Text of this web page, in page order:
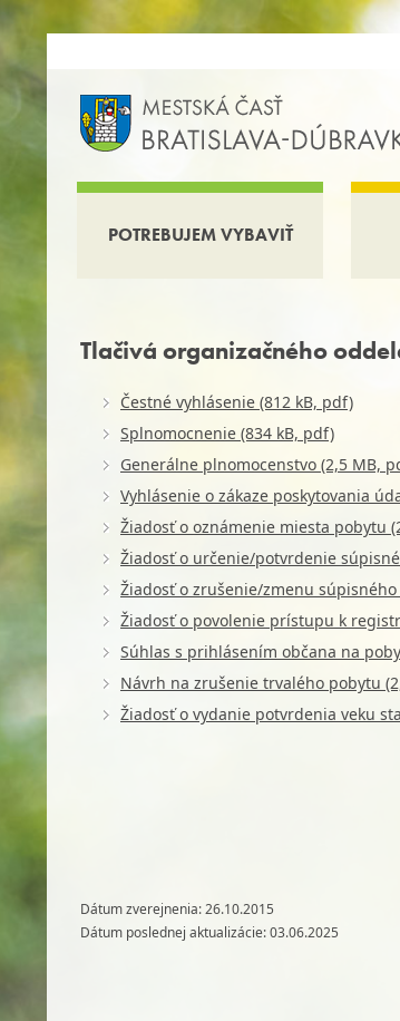
POTREBUJEM VYBAVIŤ
Tlačivá organizačného
Čestné vyhlásenie (812 kB, pdf)
Splnomocnenie (834 kB, pdf)
Generálne plnomocenstvo (2,5 MB,
Vyhlásenie o zákaze poskytovania
Žiadosť o oznámenie miesta pobytu
Žiadosť o určenie/potvrdenie
Žiadosť o zrušenie/zmenu
Žiadosť o povolenie prístupu k
Súhlas s prihlásením občana na
Návrh na zrušenie trvalého pobytu
Žiadosť o vydanie potvrdenia veku
Dátum zverejnenia: 26.10.2015
Dátum poslednej aktualizácie: 03.06.2025